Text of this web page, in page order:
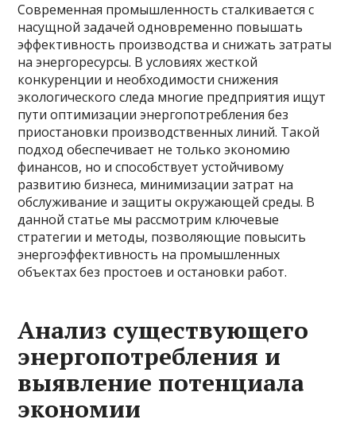
Современная промышленность сталкивается с
насущной задачей одновременно повышать
эффективность производства и снижать затраты
на энергоресурсы. В условиях жесткой
конкуренции и необходимости снижения
экологического следа многие предприятия ищут
пути оптимизации энергопотребления без
приостановки производственных линий. Такой
подход обеспечивает не только экономию
финансов, но и способствует устойчивому
развитию бизнеса, минимизации затрат на
обслуживание и защиты окружающей среды. В
данной статье мы рассмотрим ключевые
стратегии и методы, позволяющие повысить
энергоэффективность на промышленных
объектах без простоев и остановки работ.
Анализ существующего
энергопотребления и
выявление потенциала
экономии